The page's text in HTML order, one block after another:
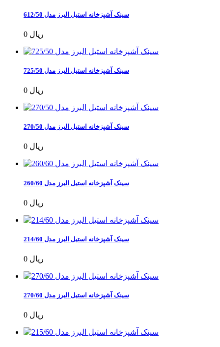
سینک آشپزخانه استیل البرز مدل 612/50
0 ریال
سینک آشپزخانه استیل البرز مدل 725/50
0 ریال
سینک آشپزخانه استیل البرز مدل 270/50
0 ریال
سینک آشپزخانه استیل البرز مدل 260/60
0 ریال
سینک آشپزخانه استیل البرز مدل 214/60
0 ریال
سینک آشپزخانه استیل البرز مدل 270/60
0 ریال